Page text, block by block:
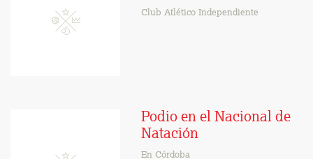
Club Atlético Independiente
Podio en el Nacional de
Natación
En Córdoba